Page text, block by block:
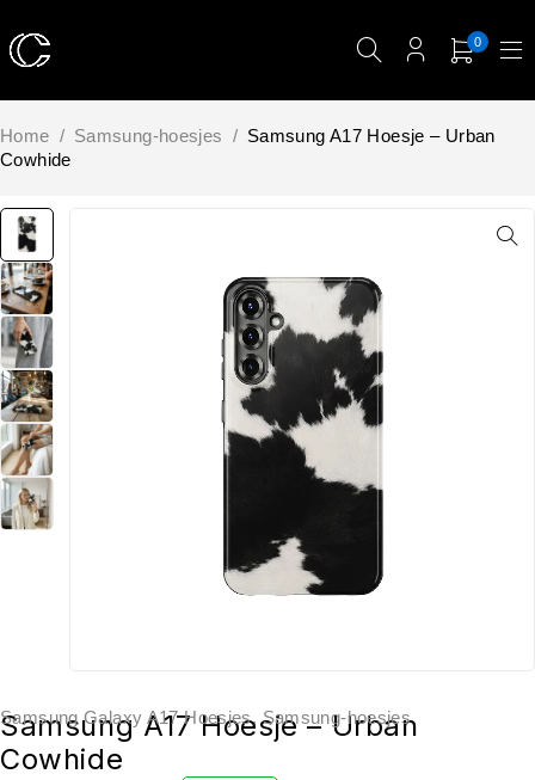
0
Home / Samsung-hoesjes / Samsung A17 Hoesje – Urban
Cowhide
Samsung Galaxy A17 Hoesjes,Samsung-hoesjes
Samsung A17 Hoesje – Urban
Cowhide